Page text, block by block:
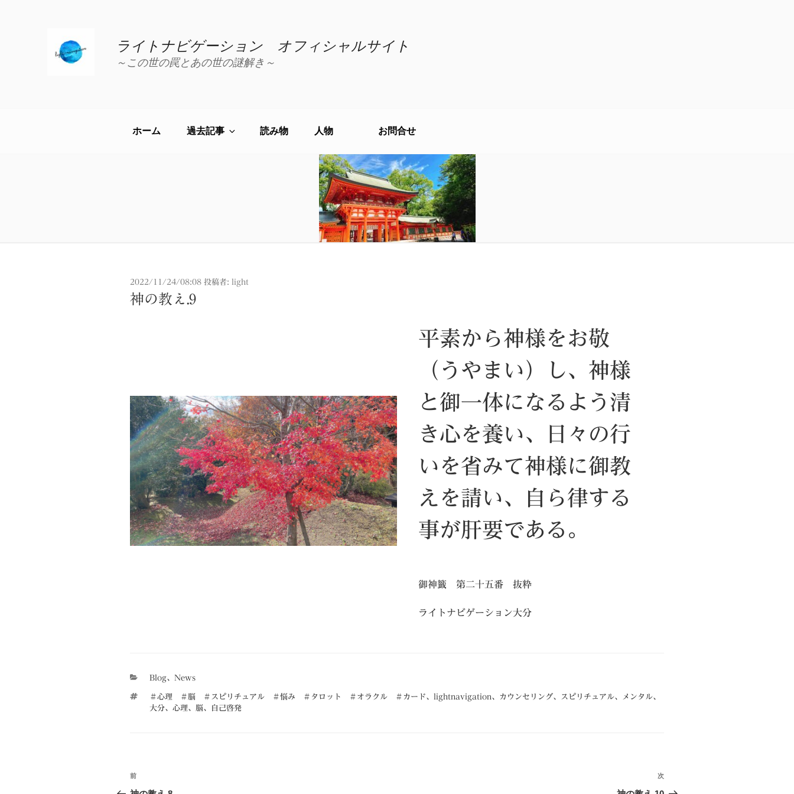
ライトナビゲーション オフィシャルサイト
～この世の罠とあの世の謎解き～
ホーム 過去記事 読み物 人物 お問合せ
投
稿
日:
2022/11/24/08:08 投稿者: light
神の教え.9
平素から神様をお敬
（うやまい）し、神様
と御一体になるよう清
き心を養い、日々の行
いを省みて神様に御教
えを請い、自ら律する
事が肝要である。
御神籤 第二十五番 抜粋
ライトナビゲーション大分
カ
ゴ
リ
Blog、 News
タ
グ
＃心理 ＃脳 ＃スピリチュアル ＃悩み ＃タロット ＃オラクル ＃カード、 lightnavigation、 カウンセリング、 スピリチュアル、 メンタル、
大分、 心理、 脳、 自己啓発
投
前
の
前
次
の
次